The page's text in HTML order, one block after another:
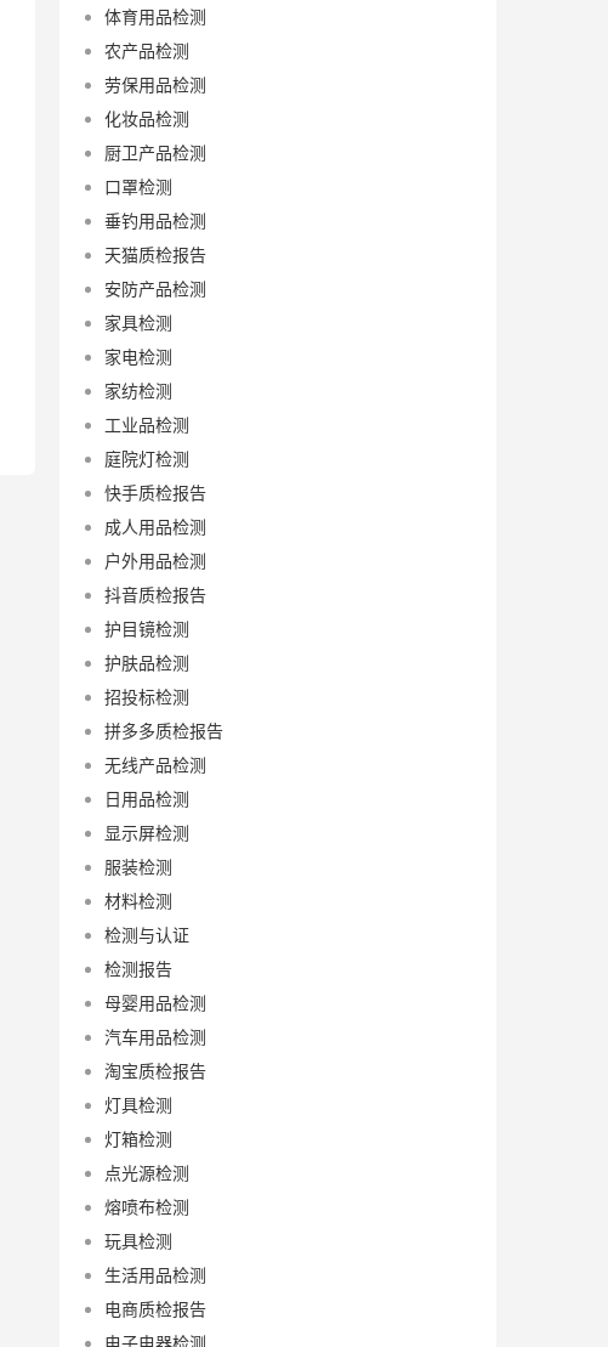
体育用品检测
农产品检测
劳保用品检测
化妆品检测
厨卫产品检测
口罩检测
垂钓用品检测
天猫质检报告
安防产品检测
家具检测
家电检测
家纺检测
工业品检测
庭院灯检测
快手质检报告
成人用品检测
户外用品检测
抖音质检报告
护目镜检测
护肤品检测
招投标检测
拼多多质检报告
无线产品检测
日用品检测
显示屏检测
服装检测
材料检测
检测与认证
检测报告
母婴用品检测
汽车用品检测
淘宝质检报告
灯具检测
灯箱检测
点光源检测
熔喷布检测
玩具检测
生活用品检测
电商质检报告
电子电器检测